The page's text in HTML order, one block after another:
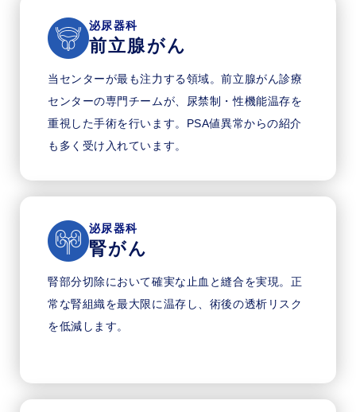
泌尿器科
前立腺がん
当センターが最も注力する領域。前立腺がん診療
センターの専門チームが、尿禁制・性機能温存を
重視した手術を行います。PSA値異常からの紹介
も多く受け入れています。
泌尿器科
腎がん
腎部分切除において確実な止血と縫合を実現。正
常な腎組織を最大限に温存し、術後の透析リスク
を低減します。